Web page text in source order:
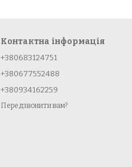
Контактна інформація
+380683124751
+380677552488
+380934162259
Передзвонити вам?